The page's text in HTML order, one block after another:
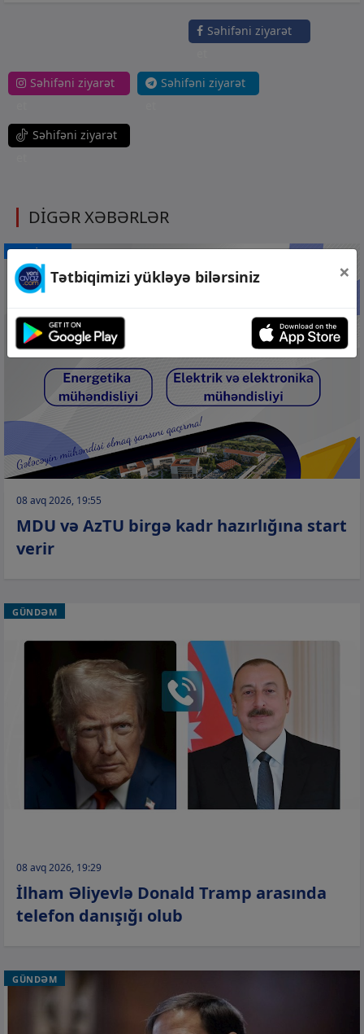
Səhifəni ziyarət
Səhifəni ziyarət
Səhifəni ziyarət
Səhifəni ziyarət
DİGƏR XƏBƏRLƏR
CƏMİYYƏT
08 avq 2026, 19:55
MDU və AzTU birgə kadr hazırlığına start
verir
GÜNDƏM
08 avq 2026, 19:29
İlham Əliyevlə Donald Tramp arasında
telefon danışığı olub
GÜNDƏM
Tətbiqimizi yükləyə bilərsiniz ×